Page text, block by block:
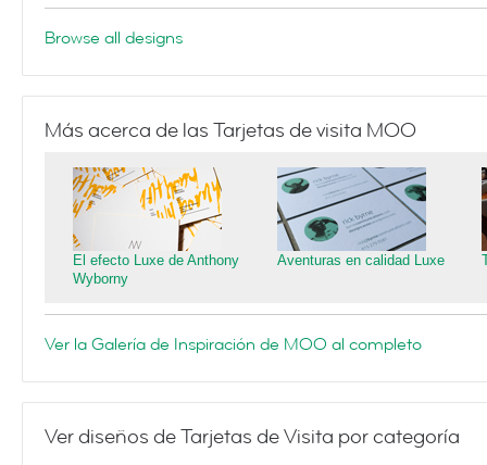
Browse all designs
Más acerca de las Tarjetas de visita MOO
El efecto Luxe de Anthony
Wyborny
Aventuras en calidad Luxe
Ver la Galería de Inspiración de MOO al completo
Ver diseños de Tarjetas de Visita por categoría